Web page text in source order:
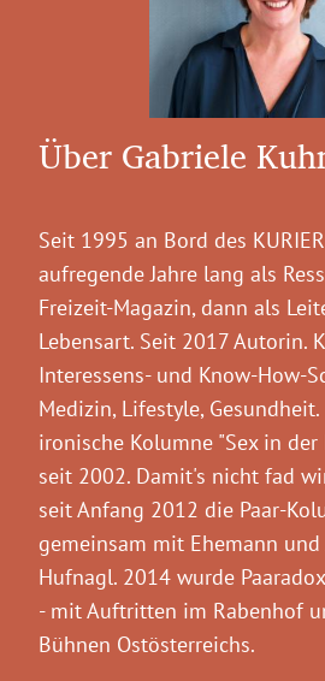
Über Gabriele
Seit 1995 an Bord des
aufregende Jahre lang als
Freizeit-Magazin, dann als
Lebensart. Seit 2017 Autorin.
Interessens- und Know-How-
Medizin, Lifestyle,
ironische Kolumne "Sex in
seit 2002. Damit's nicht fad
seit Anfang 2012 die Paar-
gemeinsam mit Ehemann
Hufnagl. 2014 wurde
- mit Auftritten im Rabenhof
Bühnen Ostösterreichs.